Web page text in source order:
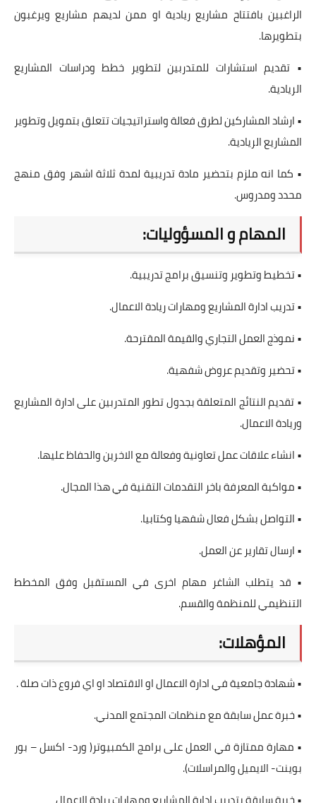
الراغبين بافتتاح مشاريع ريادية او ممن لديهم مشاريع ويرغبون
بتطويرها.
• تقديم استشارات للمتدربين لتطوير خطط ودراسات المشاريع
الريادية.
• ارشاد المشاركين لطرق فعالة واستراتيجيات تتعلق بتمويل وتطوير
المشاريع الريادية.
• كما انه ملزم بتحضير مادة تدريبية لمدة ثلاثة اشهر وفق منهج
محدد ومدروس.
المهام و المسؤوليات:
• تخطيط وتطوير وتنسيق برامج تدريبية.
• تدريب ادارة المشاريع ومهارات ريادة الاعمال.
• نموذج العمل التجاري والقيمة المقترحة.
• تحضير وتقديم عروض شفهية.
• تقديم النتائج المتعلقة بجدول تطور المتدربين على ادارة المشاريع
وريادة الاعمال.
• انشاء علاقات عمل تعاونية وفعالة مع الاخرين والحفاظ عليها.
• مواكبة المعرفة باخر التقدمات التقنية في هذا المجال.
• التواصل بشكل فعال شفهيا وكتابيا.
• ارسال تقارير عن العمل.
• قد يتطلب الشاغر مهام اخرى في المستقبل وفق المخطط
التنظيمي للمنظمة والقسم.
المؤهلات:
• شهادة جامعية في ادارة الاعمال او الاقتصاد او اي فروع ذات صلة .
• خبرة عمل سابقة مع منظمات المجتمع المدني.
• مهارة ممتازة في العمل على برامج الكمبيوتر( ورد- اكسل – بور
بوينت- الايميل والمراسلات).